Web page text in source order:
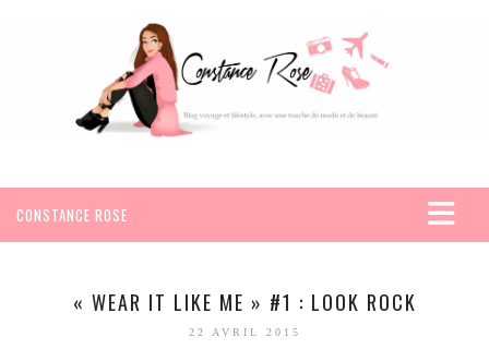
CONSTANCE ROSE
VOYAGES« WEAR IT LIKE ME » #1 : LOOK ROCK
22 AVRIL 2015